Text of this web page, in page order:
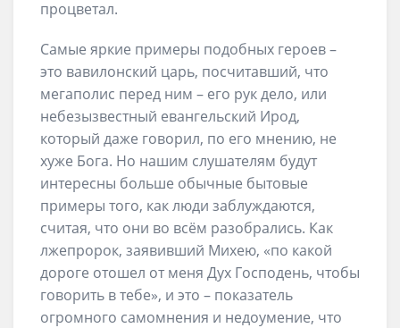
процветал.
Самые яркие примеры подобных героев –
это вавилонский царь, посчитавший, что
мегаполис перед ним – его рук дело, или
небезызвестный евангельский Ирод,
который даже говорил, по его мнению, не
хуже Бога. Но нашим слушателям будут
интересны больше обычные бытовые
примеры того, как люди заблуждаются,
считая, что они во всём разобрались. Как
лжепророк, заявивший Михею, «по какой
дороге отошел от меня Дух Господень, чтобы
говорить в тебе», и это – показатель
огромного самомнения и недоумение, что